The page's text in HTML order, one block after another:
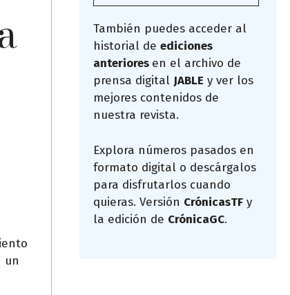
un
También puedes acceder al
historial de ediciones
anteriores en el archivo de
prensa digital JABLE y ver los
mejores contenidos de
nuestra revista.
Explora números pasados en
formato digital o descárgalos
para disfrutarlos cuando
quieras. Versión CrónicasTF y
la edición de CrónicaGC.